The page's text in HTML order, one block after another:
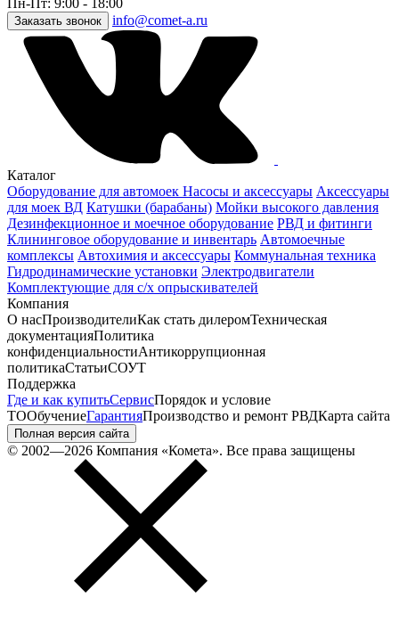
Пн-Пт: 9:00 - 18:00
Заказать звонок info@comet-a.ru
Каталог
Оборудование для автомоек Насосы и аксессуары Аксессуары
для моек ВД Катушки (барабаны) Мойки высокого давления
Дезинфекционное и моечное оборудование РВД и фитинги
Клининговое оборудование и инвентарь Автомоечные
комплексы Автохимия и аксессуары Коммунальная техника
Гидродинамические установки Электродвигатели
Комплектующие для с/х опрыскивателей
Компания
О насПроизводителиКак стать дилеромТехническая
документацияПолитика
конфиденциальностиАнтикоррупционная
политикаСтатьиСОУТ
Поддержка
Где и как купитьСервисПорядок и условие
ТООбучениеГарантияПроизводство и ремонт РВДКарта сайта
Полная версия сайта
© 2002—2026 Компания «Комета». Все права защищены